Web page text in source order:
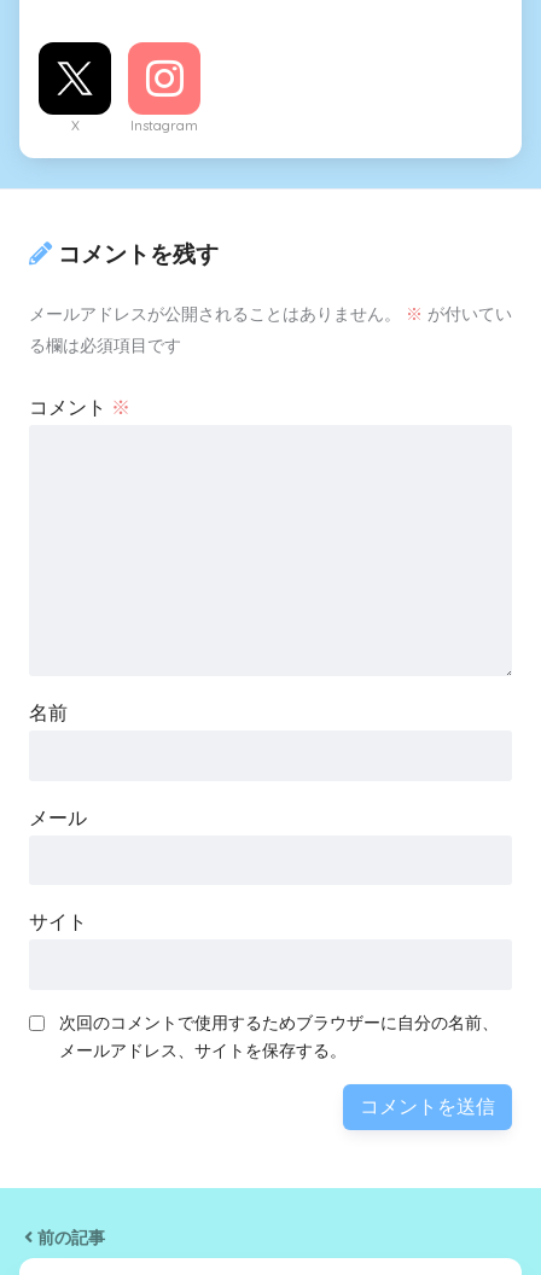
X Instagram
コメントを残す
メールアドレスが公開されることはありません。 ※ が付いてい
る欄は必須項目です
コメント ※
名前
メール
サイト
次回のコメントで使用するためブラウザーに自分の名前、
メールアドレス、サイトを保存する。
前の記事